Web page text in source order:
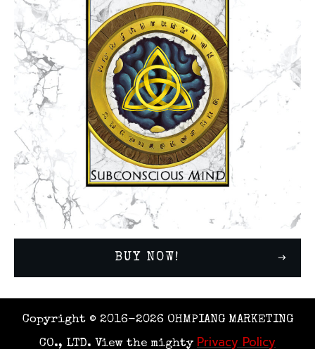
BUY NOW!
Copyright © 2016-2026 OHMPIANG MARKETING
CO., LTD. View the mighty Privacy Policy